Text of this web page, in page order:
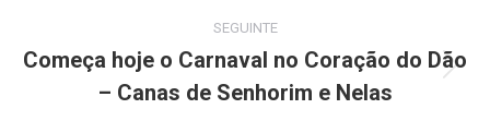
SEGUINTE
post:
Começa hoje o Carnaval no Coração do Dão
– Canas de Senhorim e Nelas